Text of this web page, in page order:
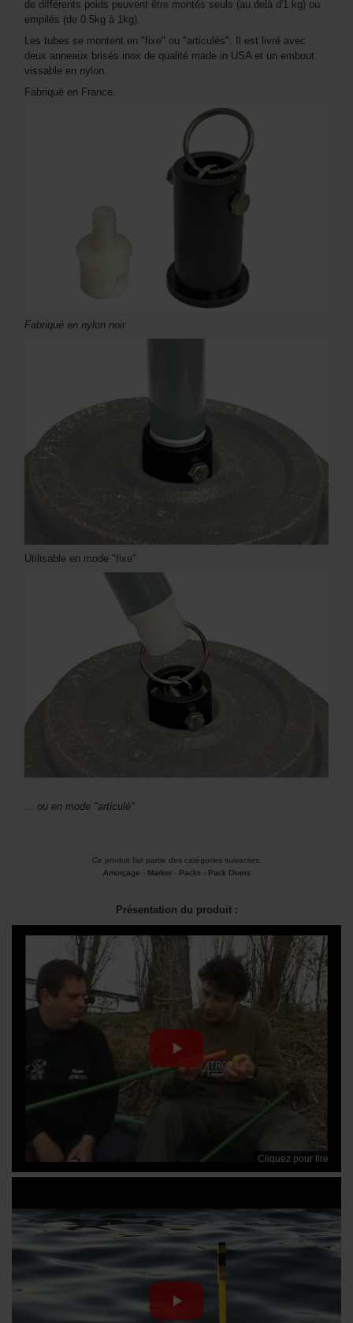
de différents poids peuvent être montés seuls (au delà d'1 kg) ou
empilés (de 0.5kg à 1kg).
Les tubes se montent en "fixe" ou "articulés". Il est livré avec
deux anneaux brisés inox de qualité made in USA et un embout
vissable en nylon.
Fabriqué en France.
Fabriqué en nylon noir
Utilisable en mode "fixe"
... ou en mode "articulé"
Ce produit fait partie des catégories suivantes:
Amorçage - Marker- Packs- Pack Divers
Présentation du produit :
Cliquez pour lire